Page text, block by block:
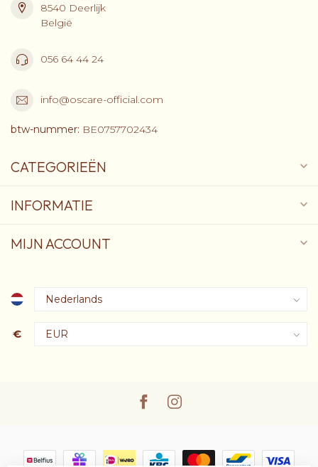
8540 Deerlijk
België
056 64 44 24
info@oscare-official.com
btw-nummer: BE0757702434
CATEGORIEËN
INFORMATIE
MIJN ACCOUNT
€